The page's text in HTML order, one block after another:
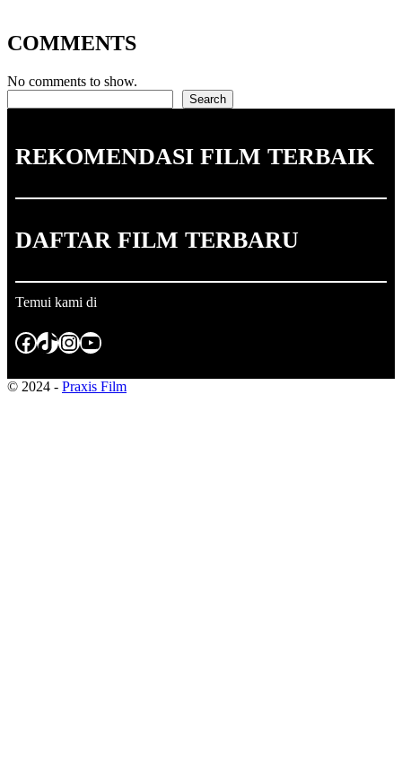
COMMENTS
No comments to show.
Search
REKOMENDASI FILM TERBAIK
DAFTAR FILM TERBARU
Temui kami di
Facebook TikTok InstagramYouTube
© 2024 - Praxis Film